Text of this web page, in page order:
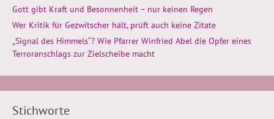
Gott gibt Kraft und Besonnenheit – nur keinen Regen
Wer Kritik für Gezwitscher hält, prüft auch keine Zitate
„Signal des Himmels“? Wie Pfarrer Winfried Abel die Opfer eines
Terroranschlags zur Zielscheibe macht
Stichworte